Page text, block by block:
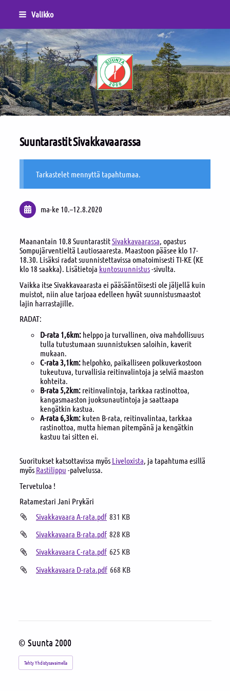
Siirry
sivun
sisältöön
Valikko
Sivuston etusivulle
Suuntarastit Sivakkavaarassa
Tarkastelet mennyttä tapahtumaa.
ma-ke 10.–12.8.2020
Maanantain 10.8 SuuntarastitSivakkavaarassa , opastus
Sompujärventieltä Lautiosaaresta. Maastoon pääsee klo 17-
18.30. Lisäksi radat suunnistettavissa omatoimisesti TI-KE (KE
klo 18 saakka). Lisätietoja kuntosuunnistus-sivulta.
Vaikka itse Sivakkavaarasta ei pääsääntöisesti ole jäljellä kuin
muistot, niin alue tarjoaa edelleen hyvät suunnistusmaastot
lajin harrastajille.
RADAT:
D-rata 1,6km:helppo ja turvallinen, oiva mahdollisuus
tulla tutustumaan suunnistuksen saloihin, kaverit
mukaan.
C-rata 3,1km: helpohko, paikalliseen polkuverkostoon
tukeutuva, turvallisia reitinvalintoja ja selviä maaston
kohteita.
B-rata 5,2km: reitinvalintoja, tarkkaa rastinottoa,
kangasmaaston juoksunautintoja ja saattaapa
kengätkin kastua.
A-rata 6,3km: kuten B-rata, reitinvalintaa, tarkkaa
rastinottoa, mutta hieman pitempänä ja kengätkin
kastuu tai sitten ei.
Suoritukset katsottavissa myös Liveloxista, ja tapahtuma esillä
myös Rastilippu -palvelussa.
Tervetuloa !
Ratamestari Jani Prykäri
Sivakkavaara A-rata.pdf 831 KB
Sivakkavaara B-rata.pdf 828 KB
Sivakkavaara C-rata.pdf 625 KB
Sivakkavaara D-rata.pdf 668 KB
© Suunta 2000
Tehty Yhdistysavaimella